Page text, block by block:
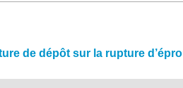
de dépôt sur la rupture